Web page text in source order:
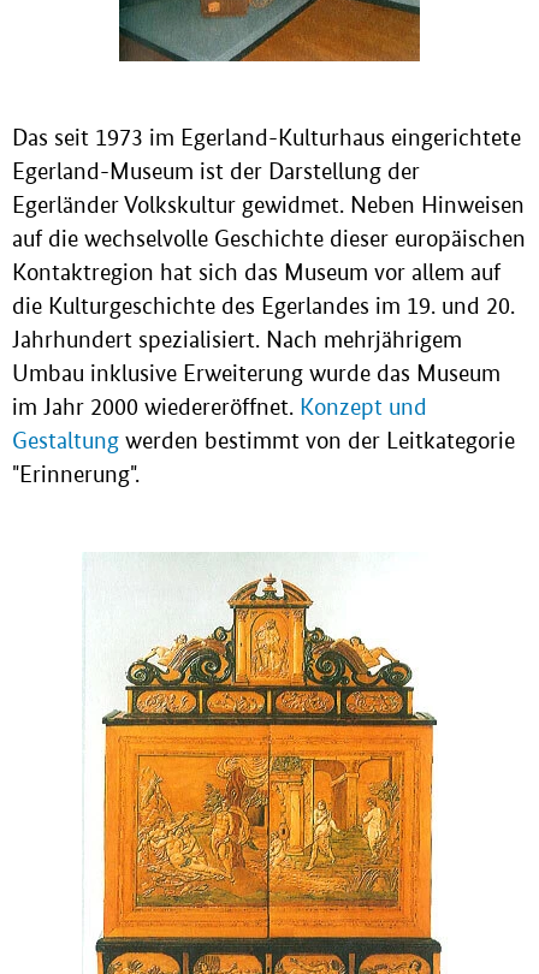
Das seit 1973 im Egerland-Kulturhaus eingerichtete
Egerland-Museum ist der Darstellung der
Egerländer Volkskultur gewidmet. Neben Hinweisen
auf die wechselvolle Geschichte dieser europäischen
Kontaktregion hat sich das Museum vor allem auf
die Kulturgeschichte des Egerlandes im 19. und 20.
Jahrhundert spezialisiert. Nach mehrjährigem
Umbau inklusive Erweiterung wurde das Museum
im Jahr 2000 wiedereröffnet. Konzept und
Gestaltung werden bestimmt von der Leitkategorie
"Erinnerung".